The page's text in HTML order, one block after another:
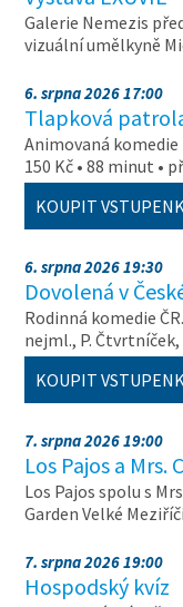
Galerie Nemezis
vizuální umělkyně
6. srpna 2026 17:00
Tlapková
Animovaná komedie
150 Kč • 88 minut
KOUPIT
6. srpna 2026 19:30
Dovolená v
Rodinná komedie
nejml., P.
KOUPIT
7. srpna 2026 19:00
Los Pajos a Mrs.
Los Pajos spolu s
Garden Velké
7. srpna 2026 19:00
Hospodský kvíz